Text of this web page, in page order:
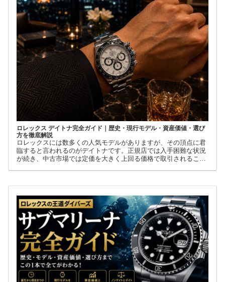
ロレックス デイトナ完全ガイド｜歴史・現行モデル・資産価値・選び
方を徹底解説
ロレックスには数多くの人気モデルがありますが、その頂点に君
臨すると言われるのがデイトナです。正規店では入手困難な状況
が続き、中古市場では定価を大きく上回る価格で取引されること